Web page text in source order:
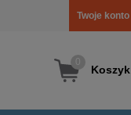
Twoje konto
Koszyk